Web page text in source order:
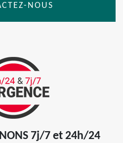
NOUS
7j/7 et 24h/24